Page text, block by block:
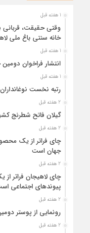
1 هفته قبل
وقتی حقیقت،
خانه سنتی باغ ملی
1 هفته قبل
انتشار فراخوان
1 هفته قبل
رتبه نخست
2 هفته قبل
گیلان فاتح شطرنج
2 هفته قبل
چای فراتر از یک
جهان است
2 هفته قبل
چای لاهیجان فراتر
پیوندهای اجتماعی
2 هفته قبل
رونمایی از پوستر
2 هفته قبل